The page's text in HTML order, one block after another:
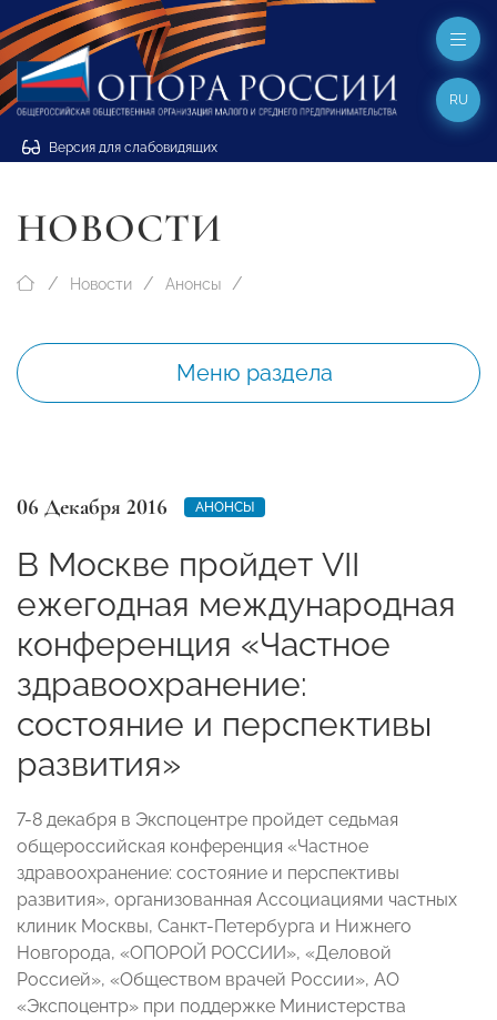
Версия для слабовидящих
RU
НОВОСТИ
Новости Анонсы
Меню раздела
06 Декабря 2016 АНОНСЫ
В Москве пройдет VII
ежегодная международная
конференция «Частное
здравоохранение:
состояние и перспективы
развития»
7-8 декабря в Экспоцентре пройдет седьмая
общероссийская конференция «Частное
здравоохранение: состояние и перспективы
развития», организованная Ассоциациями частных
клиник Москвы, Санкт-Петербурга и Нижнего
Новгорода, «ОПОРОЙ РОССИИ», «Деловой
Россией», «Обществом врачей России», АО
«Экспоцентр» при поддержке Министерства